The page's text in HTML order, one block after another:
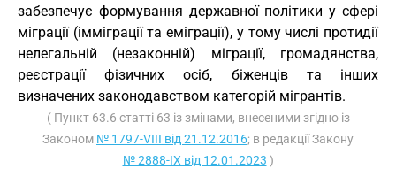
забезпечує формування державної політики у сфері
міграції (імміграції та еміграції), у тому числі протидії
нелегальній (незаконній) міграції, громадянства,
реєстрації фізичних осіб, біженців та інших
визначених законодавством категорій мігрантів.
( Пункт 63.6 статті 63 із змінами, внесеними згідно із
Законом № 1797-VIII від 21.12.2016; в редакції Закону
№ 2888-IX від 12.01.2023 )